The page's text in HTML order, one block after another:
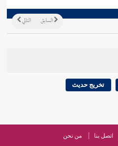
التالي السابق
تخريج حديث
اتصل بنا من نحن